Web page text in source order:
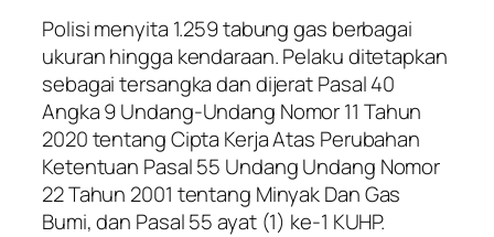
Polisi menyita 1.259 tabung gas berbagai
ukuran hingga kendaraan. Pelaku ditetapkan
sebagai tersangka dan dijerat Pasal 40
Angka 9 Undang-Undang Nomor 11 Tahun
2020 tentang Cipta Kerja Atas Perubahan
Ketentuan Pasal 55 Undang Undang Nomor
22 Tahun 2001 tentang Minyak Dan Gas
Bumi, dan Pasal 55 ayat (1) ke-1 KUHP.